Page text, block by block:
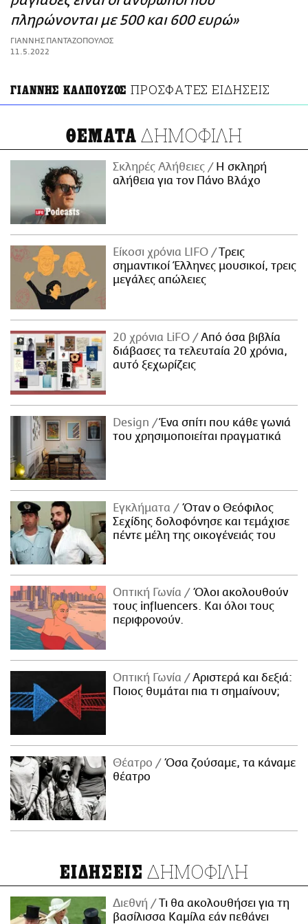
ΑΜΠΑ
PRINT
πληρώνονται με 500 και 600 ευρώ»
ΓΙΑΝΝΗΣ ΠΑΝΤΑΖΟΠΟΥΛΟΣ
11.5.2022
ΓΙΑΝΝΗΣ ΚΑΛΠΟΥΖΟΣ ΠΡΟΣΦΑΤΕΣ ΕΙΔΗΣΕΙΣ
ΘΕΜΑΤΑ ΔΗΜΟΦΙΛΗ
Σκληρές Αλήθειες
H σκληρή
αλήθεια για τον Πάνο Βλάχο
Είκοσι χρόνια LIFO
Tρεις
σημαντικοί Έλληνες μουσικοί, τρεις
μεγάλες απώλειες
20 χρόνια LiFO
Από όσα βιβλία
διάβασες τα τελευταία 20 χρόνια,
αυτό ξεχωρίζεις
Design
Ένα σπίτι που κάθε γωνιά
του χρησιμοποιείται πραγματικά
Εγκλήματα
Όταν ο Θεόφιλος
Σεχίδης δολοφόνησε και τεμάχισε
πέντε μέλη της οικογένειάς του
Οπτική Γωνία
Όλοι ακολουθούν
τους influencers. Και όλοι τους
περιφρονούν.
Οπτική Γωνία
Αριστερά και δεξιά:
Ποιος θυμάται πια τι σημαίνουν;
Θέατρο
Όσα ζούσαμε, τα κάναμε
θέατρο
ΕΙΔΗΣΕΙΣ ΔΗΜΟΦΙΛΗ
Διεθνή
Τι θα ακολουθήσει για τη
βασίλισσα Καμίλα εάν πεθάνει